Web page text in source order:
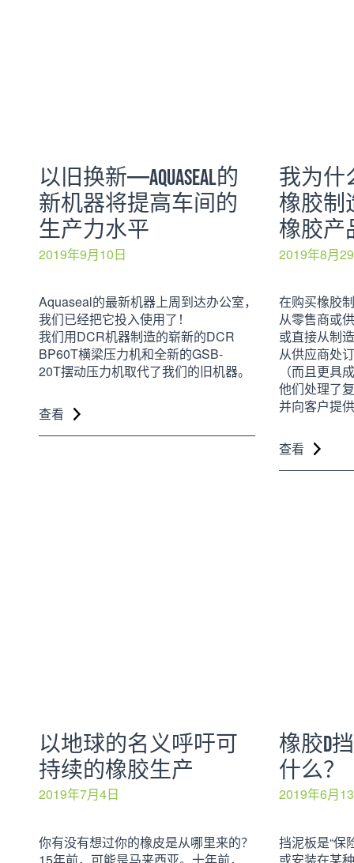
以旧换新——AQUASEAL的
新机器将提高车间的
生产力水平
2019年9月10日
Aquaseal的最新机器上周到达办公室，
我们已经把它投入使用了！
我们用DCR机器制造的崭新的DCR
BP60T横梁压力机和全新的GSB-
20T摆动压力机取代了我们的旧机器。
查看
我为什
橡胶制
橡胶产
2019年8月
在购买橡胶
从零售商或
或直接从制
从供应商处
（而且更具
他们处理了
并向客户提
查看
以地球的名义呼吁可
持续的橡胶生产
2019年7月4日
你有没有想过你的橡皮是从哪里来的？
15年前，可能是马来西亚。十年前，
橡胶D
什么？
2019年6月
挡泥板是“保
或安装在某